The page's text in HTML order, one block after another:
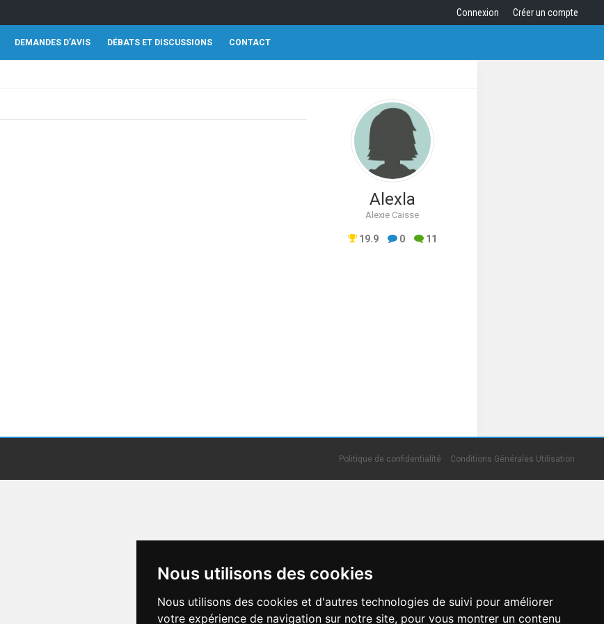
Nous utilisons des cookies
Nous utilisons des cookies et d'autres technologies de suivi pour améliorer
votre expérience de navigation sur notre site, pour vous montrer un contenu
Connexion Créer un compte
DEMANDES D’AVIS DÉBATS ET DISCUSSIONS CONTACT
Alexla
Alexie Caisse
19.9 0 11
Politique de confidentialité Conditions Générales Utilisation